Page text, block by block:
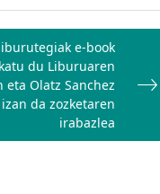
e-book
du Liburuaren
eta Olatz Sanchez
izan da zozketaren
irabazlea